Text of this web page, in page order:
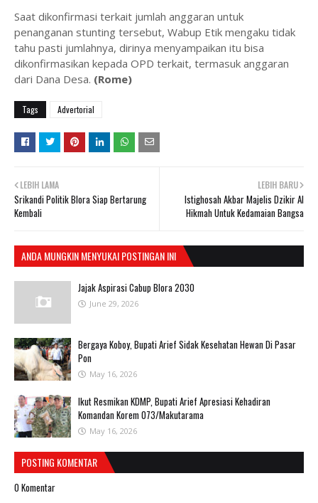
Saat dikonfirmasi terkait jumlah anggaran untuk
penanganan stunting tersebut, Wabup Etik mengaku tidak
tahu pasti jumlahnya, dirinya menyampaikan itu bisa
dikonfirmasikan kepada OPD terkait, termasuk anggaran
dari Dana Desa. (Rome)
Tags Advertorial
LEBIH BARU
Istighosah Akbar Majelis Dzikir Al
Hikmah Untuk Kedamaian Bangsa
LEBIH LAMA
Srikandi Politik Blora Siap Bertarung
Kembali
ANDA MUNGKIN MENYUKAI POSTINGAN INI
Jajak Aspirasi Cabup Blora 2030
June 29, 2026
Bergaya Koboy, Bupati Arief Sidak Kesehatan Hewan Di Pasar
Pon
May 16, 2026
Ikut Resmikan KDMP, Bupati Arief Apresiasi Kehadiran
Komandan Korem 073/Makutarama
May 16, 2026
POSTING KOMENTAR
0 Komentar